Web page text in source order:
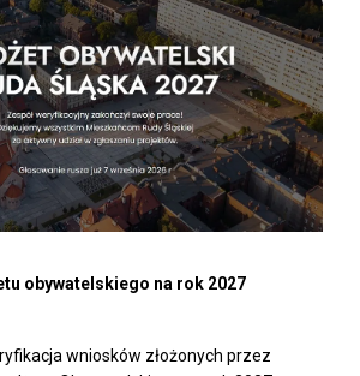
obywatelskiego na rok 2027
wniosków złożonych przez